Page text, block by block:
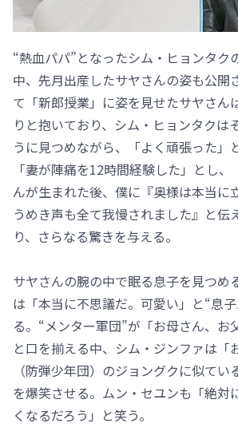
“熱血パパ”となったシム・ヒョンタク
中、先月出産したサヤさんの姿も公開
て「新郎授業」に姿を見せたサヤさん
りと抱いており、シム・ヒョンタクは
うに見つめながら、「よく頑張った」
「妻が陣痛を12時間経験した」とし、
んが生まれた後、僕に『奥様は本当に
うめき声も全て我慢されました』と伝
り、さらなる驚きを与える。
サヤさんの腕の中で眠る息子を見つめ
は「本当に不思議だ。可愛い」と“息
る。“メンター軍団”が「お母さん、お
と口を揃える中、シム・ジンファは「
（防弾少年団）のジョングクに似てい
を爆笑させる。ムン・セユンも「絶対
くなるだろう」と笑う。